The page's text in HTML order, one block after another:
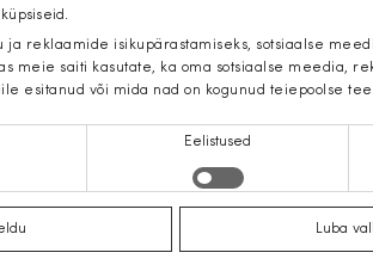
ja reklaamide isikupärastamiseks, sotsiaalse
meie saiti kasutate, ka oma sotsiaalse meedia,
esitanud või mida nad on kogunud teiepoolse
Eelistused
Luba